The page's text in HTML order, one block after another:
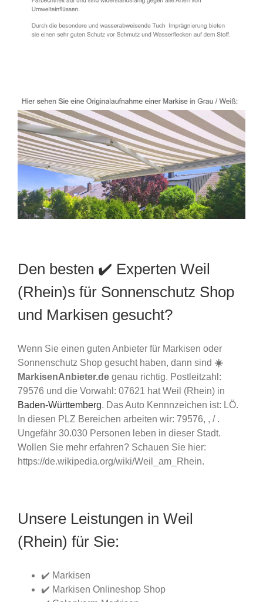
Den besten ✔️ Experten Weil
(Rhein)s für Sonnenschutz Shop
und Markisen gesucht?
Wenn Sie einen guten Anbieter für Markisen oder
Sonnenschutz Shop gesucht haben, dann sind ☀️
MarkisenAnbieter.de genau richtig. Postleitzahl:
79576 und die Vorwahl: 07621 hat Weil (Rhein) in
Baden-Württemberg. Das Auto Kennnzeichen ist: LÖ.
In diesen PLZ Bereichen arbeiten wir: 79576, , / .
Ungefähr 30.030 Personen leben in dieser Stadt.
Wollen Sie mehr erfahren? Schauen Sie hier:
https://de.wikipedia.org/wiki/Weil_am_Rhein.
Unsere Leistungen in Weil
(Rhein) für Sie:
✔️ Markisen
✔️ Markisen Onlineshop Shop